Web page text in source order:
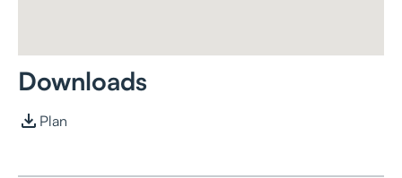
Downloads
Plan